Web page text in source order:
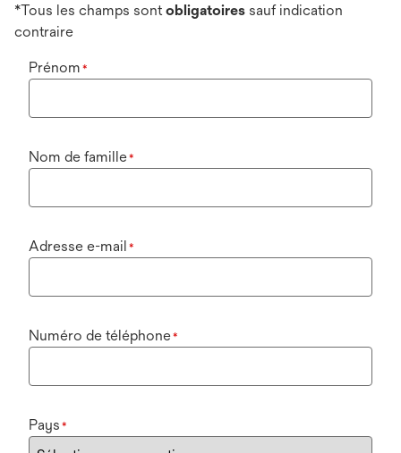
*Tous les champs sontobligatoires sauf indication
contraire
Prénom *
Nom de famille*
Adresse e-mail *
Numéro de téléphone*
Pays *